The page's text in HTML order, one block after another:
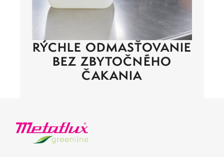
RÝCHLE ODMASŤOVANIE
BEZ ZBYTOČNÉHO
ČAKANIA